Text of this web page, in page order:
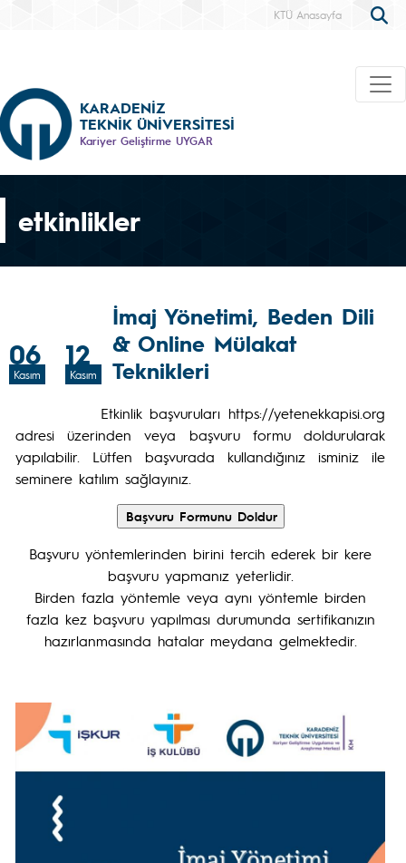
KTÜ Anasayfa
KARADENİZ
TEKNİK ÜNİVERSİTESİ
Kariyer Geliştirme UYGAR
etkinlikler
06
Kasım
12
Kasım
İmaj Yönetimi, Beden Dili
& Online Mülakat
Teknikleri
Etkinlik başvuruları https://yetenekkapisi.org
adresi üzerinden veya başvuru formu doldurularak
yapılabilir. Lütfen başvurada kullandığınız isminiz ile
seminere katılım sağlayınız.
Başvuru yöntemlerinden birini tercih ederek bir kere
başvuru yapmanız yeterlidir.
Birden fazla yöntemle veya aynı yöntemle birden
fazla kez başvuru yapılması durumunda sertifikanızın
hazırlanmasında hatalar meydana gelmektedir.